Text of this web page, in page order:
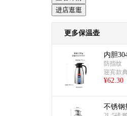
预览
进店逛逛
更多保温壶
内胆
(2L迎
色)
防指纹
迎宾款
¥62.30
不锈钢